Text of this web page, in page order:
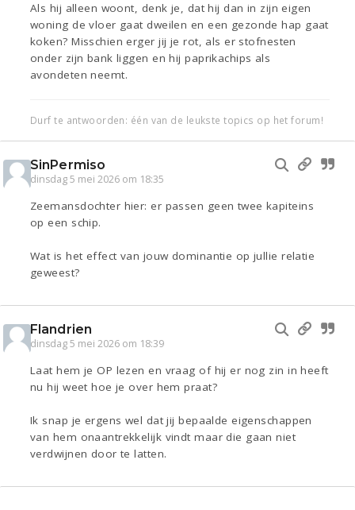
Als hij alleen woont, denk je, dat hij dan in zijn eigen
woning de vloer gaat dweilen en een gezonde hap gaat
koken? Misschien erger jij je rot, als er stofnesten
onder zijn bank liggen en hij paprikachips als
avondeten neemt.
Durf te antwoorden: één van de leukste topics op het forum!
SinPermiso
dinsdag 5 mei 2026 om 18:35
Zeemansdochter hier: er passen geen twee kapiteins
op een schip.
Wat is het effect van jouw dominantie op jullie relatie
geweest?
Flandrien
dinsdag 5 mei 2026 om 18:39
Laat hem je OP lezen en vraag of hij er nog zin in heeft
nu hij weet hoe je over hem praat?
Ik snap je ergens wel dat jij bepaalde eigenschappen
van hem onaantrekkelijk vindt maar die gaan niet
verdwijnen door te latten.